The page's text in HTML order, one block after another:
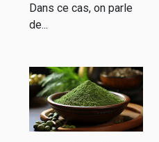
Dans ce cas, on parle
de...